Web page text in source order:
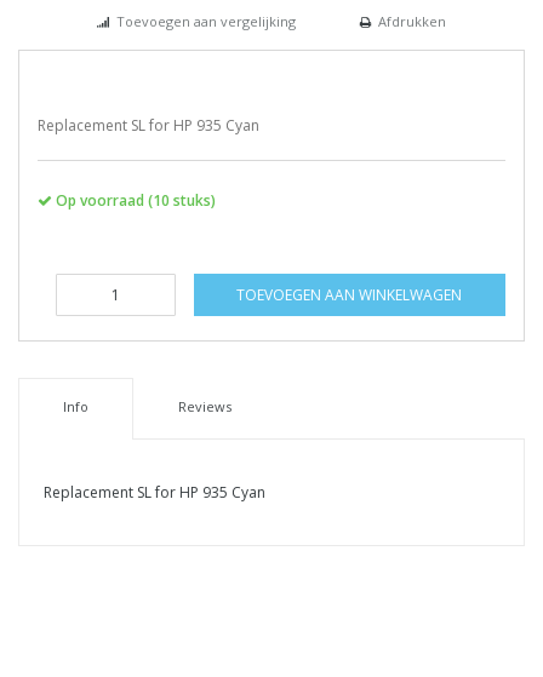
Toevoegen aan vergelijking
Afdrukken
Replacement SL for HP 935 Cyan
Op voorraad (10 stuks)
TOEVOEGEN AAN WINKELWAGEN
Info Reviews
Replacement SL for HP 935 Cyan